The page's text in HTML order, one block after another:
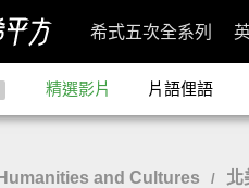
希式五次全系列
精選影片 片語俚語
and Cultures / 北